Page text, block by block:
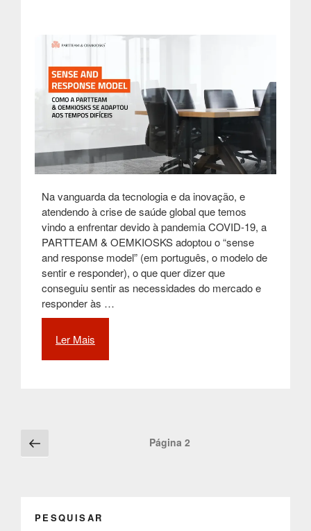
Na vanguarda da tecnologia e da inovação, e
atendendo à crise de saúde global que temos
vindo a enfrentar devido à pandemia COVID-19, a
PARTTEAM & OEMKIOSKS adoptou o “sense
and response model” (em português, o modelo de
sentir e responder), o que quer dizer que
conseguiu sentir as necessidades do mercado e
responder às …
Ler Mais
tempos
Posts
navigation
anterior
Página 2
PESQUISAR